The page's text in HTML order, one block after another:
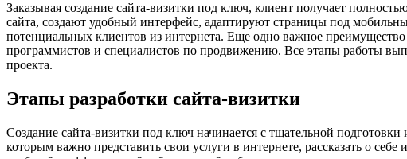
Заказывая создание сайта-визитки под ключ, клиент получает
сайта, создают удобный интерфейс, адаптируют страницы под
потенциальных клиентов из интернета. Еще одно важное
программистов и специалистов по продвижению. Все этапы работы
проекта.
Этапы разработки сайта-визитки
Создание сайта-визитки под ключ начинается с тщательной
которым важно представить свои услуги в интернете, рассказать о